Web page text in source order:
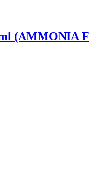
(AMMONIA